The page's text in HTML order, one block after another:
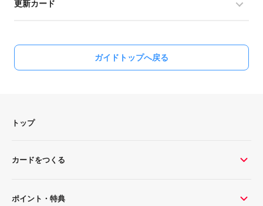
更新カード
ガイドトップへ戻る
トップ
カードをつくる
ポイント・特典